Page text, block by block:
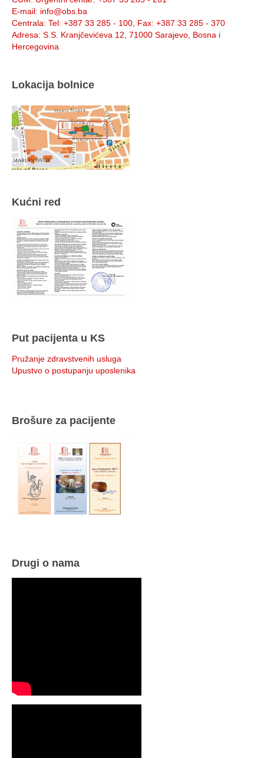
E-mail: info@obs.ba
Centrala: Tel: +387 33 285 - 100, Fax: +387 33 285 - 370
Adresa: S.S. Kranjčevićeva 12, 71000 Sarajevo, Bosna i
Hercegovina
Lokacija bolnice
Kućni red
Put pacijenta u KS
Pružanje zdravstvenih usluga
Upustvo o postupanju uposlenika
Brošure za pacijente
Drugi o nama